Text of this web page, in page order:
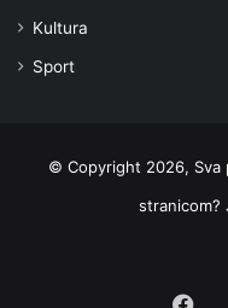
Kultura
Sport
© Copyright 2026, Sva
stranicom?